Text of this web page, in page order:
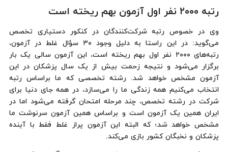
رتبه ۲۰۰۰ نفر اول آزمون بهم ریخته است
وی در خصوص رتبه شرکت‌کنندگان در کنکور دستیاری تخصص
می‌گوید: در این راستا به دلیل وجود ۳۰ سؤال غلط در آزمون،
رتبه‌های ۲۰۰۰ نفر اول بهم ریخته است، این آزمون سالی یک بار
برگزار می‌شود و نتیجه زحمت بیش از یک سال پزشکان در این
آزمون مشخص خواهد شد. رشته تخصصی که ما براساس رتبه
انتخاب می‌کنیم همه زندگی ما را می‌سازد، در همه جای دنیا برای
شرکت در رشته تخصص، چند مرحله امتحان گرفته می‌شود اما در
ایران همین یک آزمون است و براساس همین آزمون سرنوشت ما
مشخص خواهد شد؛ که البته این آزمون پراز غلط فقط با آینده
پزشکان و نخبگان کشور بازی می‌کند.